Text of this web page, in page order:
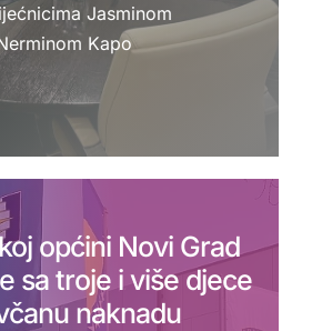
Jasminom
Kapo
općini Novi Grad
sa troje i više djece
naknadu